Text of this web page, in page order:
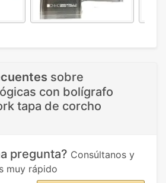
sobre
con bolígrafo
tapa de corcho
pregunta? Consúltanos y
muy rápido